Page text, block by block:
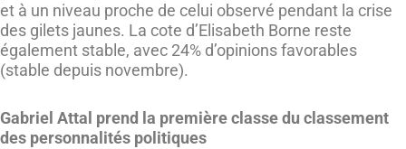
et à un niveau proche de celui observé pendant la crise
des gilets jaunes. La cote d’Elisabeth Borne reste
également stable, avec 24% d’opinions favorables
(stable depuis novembre).
Gabriel Attal prend la première classe du classement
des personnalités politiques